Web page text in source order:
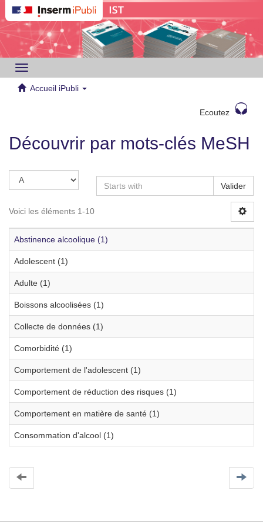
Toggle
navigation
Accueil iPubli
Ecoutez
Découvrir par mots-clés MeSH
Valider
Voici les éléments 1-10
Abstinence alcoolique (1)
Adolescent (1)
Adulte (1)
Boissons alcoolisées (1)
Collecte de données (1)
Comorbidité (1)
Comportement de l'adolescent (1)
Comportement de réduction des risques (1)
Comportement en matière de santé (1)
Consommation d'alcool (1)